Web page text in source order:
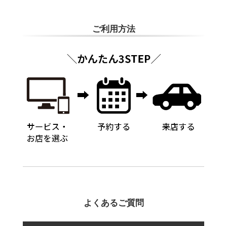
ご利用方法
よくあるご質問